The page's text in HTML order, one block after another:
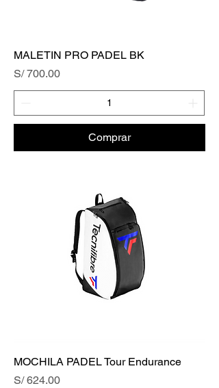
MALETIN PRO PADEL BK
Precio
S/ 700.00
Comprar
MOCHILA PADEL Tour Endurance
Precio
S/ 624.00